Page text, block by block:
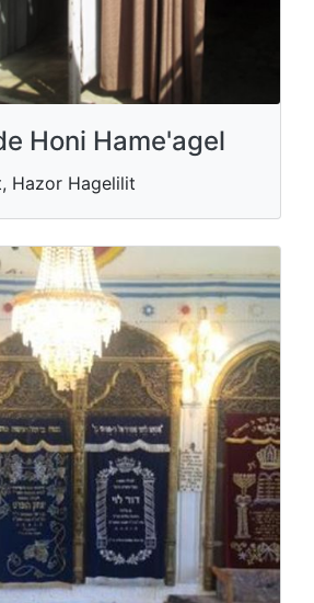
Honi Hame'agel
Hazor Hagelilit